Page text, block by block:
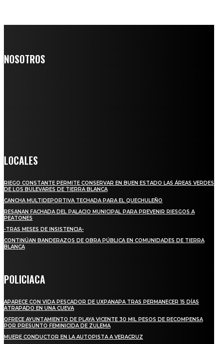
NOSOTROS
LOCALES
RIEGO CONSTANTE PERMITE CONSERVAR EN BUEN ESTADO LAS ÁREAS VERDES
DE LOS BULEVARES DE TIERRA BLANCA
CANCHA MULTIDEPORTIVA TECHADA PARA EL QUECHULEÑO
RESANAN FACHADA DEL PALACIO MUNICIPAL PARA PREVENIR RIESGOS A
PEATONES
-TRAS MESES DE INSISTENCIA-
CONTINÚAN BANDERAZOS DE OBRA PÚBLICA EN COMUNIDADES DE TIERRA
BLANCA
POLICIACA
APARECE CON VIDA PESCADOR DE UXPANAPA TRAS PERMANECER 15 DÍAS
ATRAPADO EN UNA CUEVA
OFRECE AYUNTAMIENTO DE PLAYA VICENTE 30 MIL PESOS DE RECOMPENSA
POR PRESUNTO FEMINICIDA DE ZULEMA
MUERE CONDUCTOR EN LA AUTOPISTA A VERACRUZ